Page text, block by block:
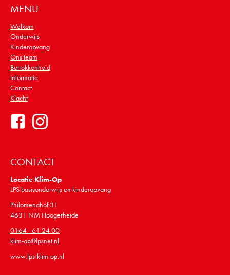
MENU
Welkom
Onderwijs
Kinderopvang
Ons team
Betrokkenheid
Informatie
Contact
Klacht
CONTACT
Locatie Klim-Op
LPS basisonderwijs en kinderopvang
Philomenahof 31
4631 NM Hoogerheide
0164 - 61 24 00
klim-op@lpsnet.nl
www.lps-klim-op.nl